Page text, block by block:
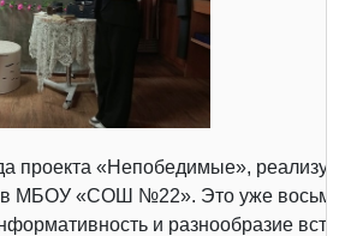
проекта «Непобедимые»,
МБОУ «СОШ №22». Это уже восьмая
и разнообразие